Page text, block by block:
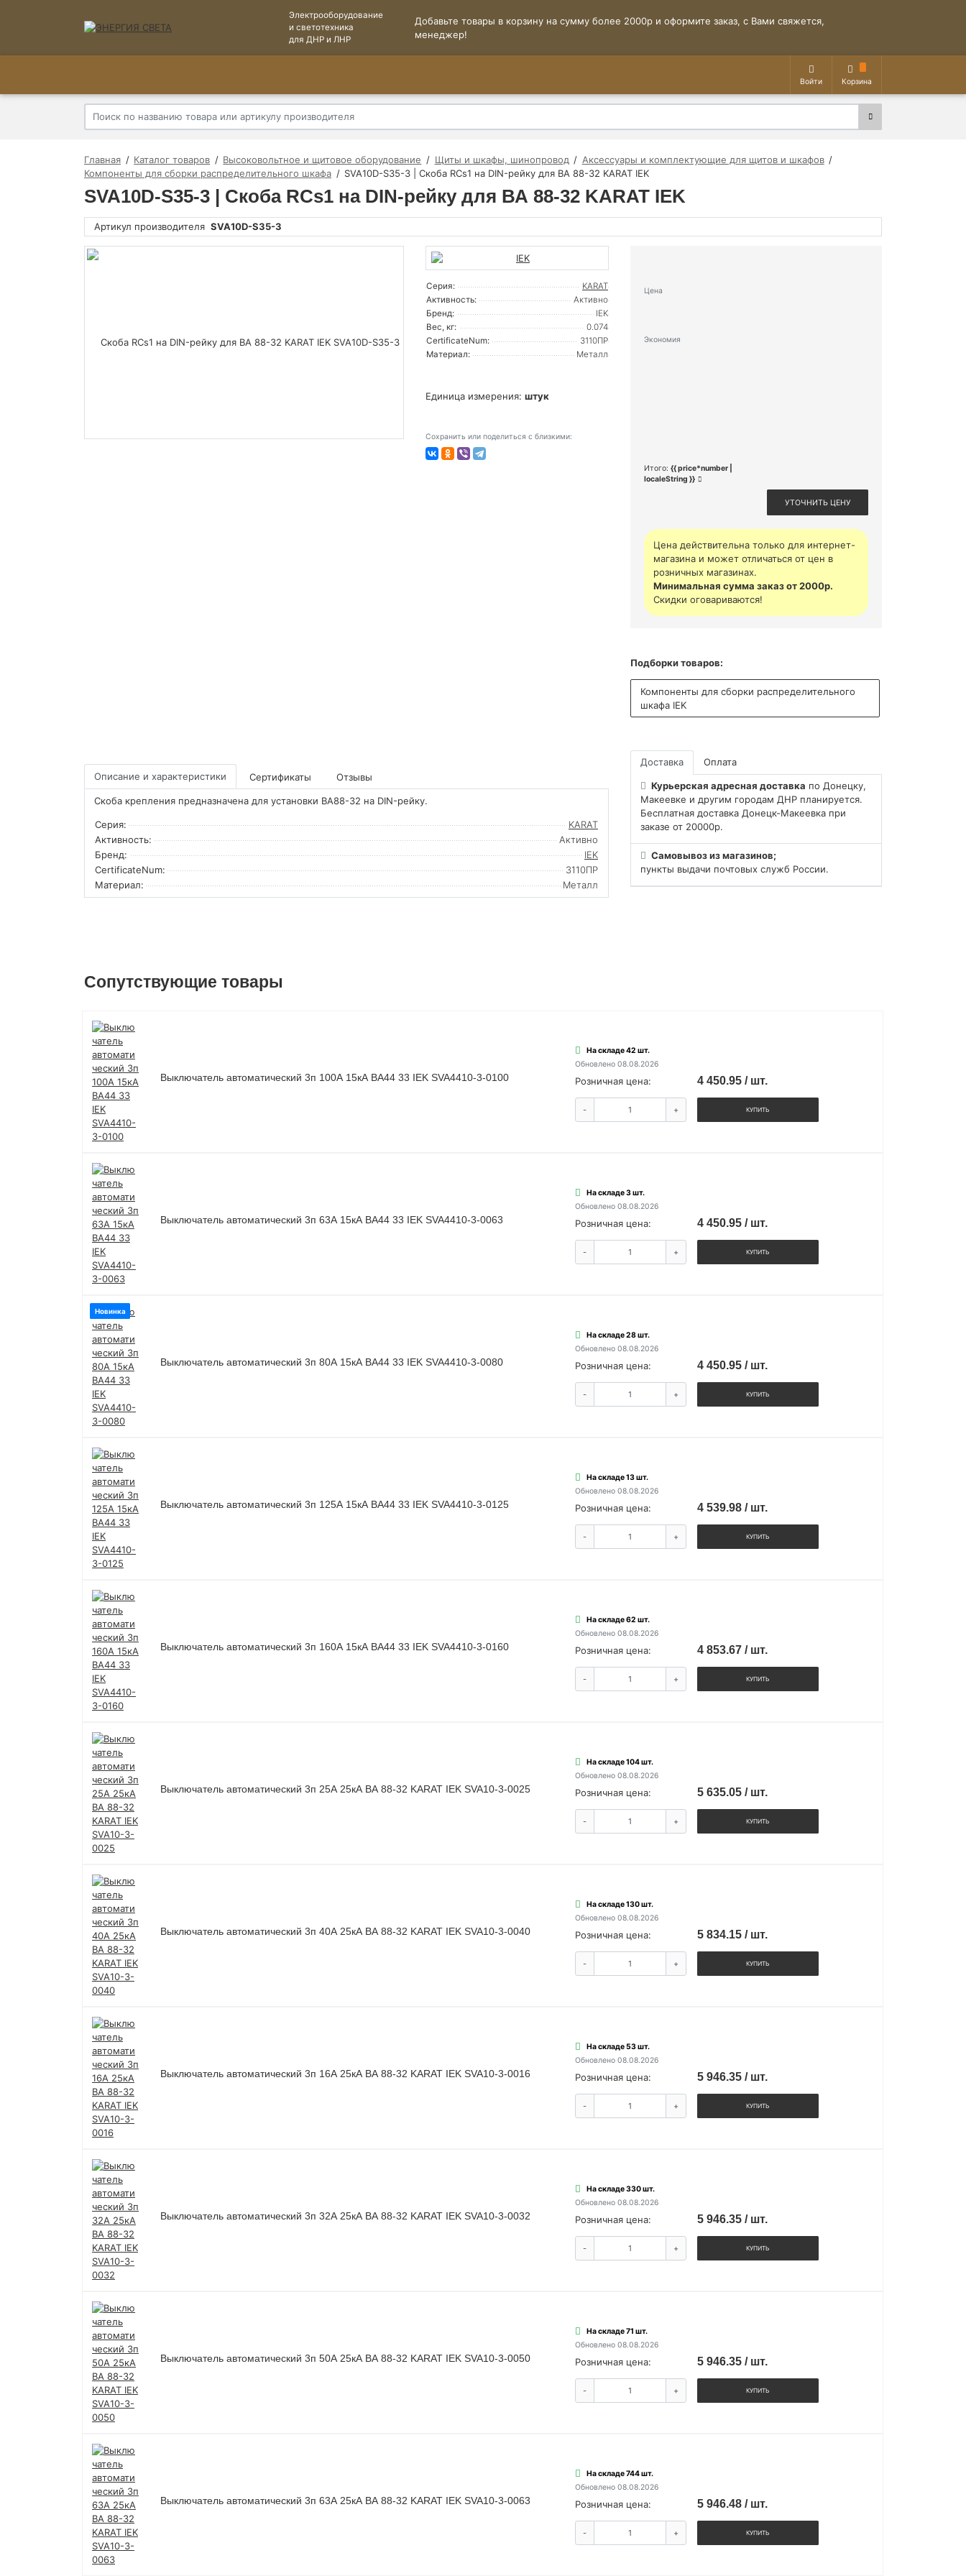
Электрооборудование
и светотехника
для ДНР и ЛНР
Добавьте товары в корзину на сумму более 2000р и оформите заказ, с Вами свяжется,
менеджер!
Войти Корзина
Главная Каталог товаров Высоковольтное и щитовое оборудование Щиты и шкафы, шинопровод
Аксессуары и комплектующие для щитов и шкафов
Компоненты для сборки распределительного шкафа
SVA10D-S35-3 | Скоба RCs1 на DIN-рейку для ВА 88-32 KARAT IEK
SVA10D-S35-3 | Скоба RCs1 на DIN-рейку для ВА 88-32 KARAT IEK
Артикул производителя SVA10D-S35-3
Серия:
KARAT
Активность:
Активно
Бренд:
IEK
Вес, кг:
0.074
CertificateNum:
3110ПР
Материал:
Металл
Единица измерения: штук
Сохранить или поделиться с близкими:
Цена
Экономия
Итого: {{ price*number |
localeString }}
УТОЧНИТЬ ЦЕНУ
Цена действительна только для интернет-
магазина и может отличаться от цен в
розничных магазинах.
Минимальная сумма заказ от 2000р.
Скидки оговариваются!
Подборки товаров:
Компоненты для сборки распределительного
шкафа IEK
Доставка Оплата
Курьерская адресная доставка по Донецку,
Макеевке и другим городам ДНР планируется.
Бесплатная доставка Донецк-Макеевка при
заказе от 20000р.
Самовывоз из магазинов;
пункты выдачи почтовых служб России.
Описание и характеристики Сертификаты Отзывы
Скоба крепления предназначена для установки ВА88-32 на DIN-рейку.
Серия:
KARAT
Активность:
Активно
Бренд:
IEK
CertificateNum:
3110ПР
Материал:
Металл
Сопутствующие товары
Выключатель автоматический 3п 100А 15кА ВА44 33 IEK SVA4410-3-0100
На складе 42 шт.
Обновлено 08.08.2026
Розничная цена: 4 450.95 / шт.
- + КУПИТЬ
Выключатель автоматический 3п 63А 15кА ВА44 33 IEK SVA4410-3-0063
На складе 3 шт.
Обновлено 08.08.2026
Розничная цена: 4 450.95 / шт.
- + КУПИТЬ
Новинка
Выключатель автоматический 3п 80А 15кА ВА44 33 IEK SVA4410-3-0080
На складе 28 шт.
Обновлено 08.08.2026
Розничная цена: 4 450.95 / шт.
- + КУПИТЬ
Выключатель автоматический 3п 125А 15кА ВА44 33 IEK SVA4410-3-0125
На складе 13 шт.
Обновлено 08.08.2026
Розничная цена: 4 539.98 / шт.
- + КУПИТЬ
Выключатель автоматический 3п 160А 15кА ВА44 33 IEK SVA4410-3-0160
На складе 62 шт.
Обновлено 08.08.2026
Розничная цена: 4 853.67 / шт.
- + КУПИТЬ
Выключатель автоматический 3п 25А 25кА ВА 88-32 KARAT IEK SVA10-3-0025
На складе 104 шт.
Обновлено 08.08.2026
Розничная цена: 5 635.05 / шт.
- + КУПИТЬ
Выключатель автоматический 3п 40А 25кА ВА 88-32 KARAT IEK SVA10-3-0040
На складе 130 шт.
Обновлено 08.08.2026
Розничная цена: 5 834.15 / шт.
- + КУПИТЬ
Выключатель автоматический 3п 16А 25кА ВА 88-32 KARAT IEK SVA10-3-0016
На складе 53 шт.
Обновлено 08.08.2026
Розничная цена: 5 946.35 / шт.
- + КУПИТЬ
Выключатель автоматический 3п 32А 25кА ВА 88-32 KARAT IEK SVA10-3-0032
На складе 330 шт.
Обновлено 08.08.2026
Розничная цена: 5 946.35 / шт.
- + КУПИТЬ
Выключатель автоматический 3п 50А 25кА ВА 88-32 KARAT IEK SVA10-3-0050
На складе 71 шт.
Обновлено 08.08.2026
Розничная цена: 5 946.35 / шт.
- + КУПИТЬ
Выключатель автоматический 3п 63А 25кА ВА 88-32 KARAT IEK SVA10-3-0063
На складе 744 шт.
Обновлено 08.08.2026
Розничная цена: 5 946.48 / шт.
- + КУПИТЬ